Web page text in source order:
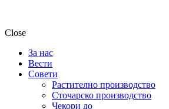
Close
За нас
Вести
Совети
Растително производство
Сточарско производство
Чекори до